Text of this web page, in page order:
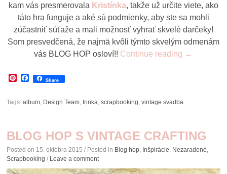
kam vás presmerovala Kristínka, takže už určite viete, ako
táto hra funguje a aké sú podmienky, aby ste sa mohli
zúčastniť súťaže a mali možnosť vyhrať skvelé darčeky!
Som presvedčená, že najmä kvôli týmto skvelým odmenám
vás BLOG HOP osloví!! Continue reading →
Pinterest
Facebook
Share
Tags:album Design Team Irinka ,scrapbooking ,vintage svadba
BLOG HOP S VINTAGE CRAFTING
Posted on 15. októbra 2015 / Posted in Blog hop Inšpirácie Nezaradené
Scrapbooking / Leave a comment